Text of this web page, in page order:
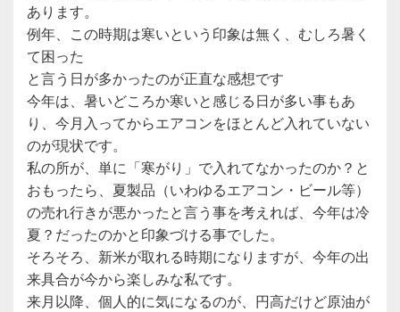
あります。
例年、この時期は寒いという印象は無く、むしろ暑く
て困った
と言う日が多かったのが正直な感想です
今年は、暑いどころか寒いと感じる日が多い事もあ
り、今月入ってからエアコンをほとんど入れていない
のが現状です。
私の所が、単に「寒がり」で入れてなかったのか？と
おもったら、夏製品（いわゆるエアコン・ビール等）
の売れ行きが悪かったと言う事を考えれば、今年は冷
夏？だったのかと印象づける事でした。
そろそろ、新米が取れる時期になりますが、今年の出
来具合が今から楽しみな私です。
来月以降、個人的に気になるのが、円高だけど原油が